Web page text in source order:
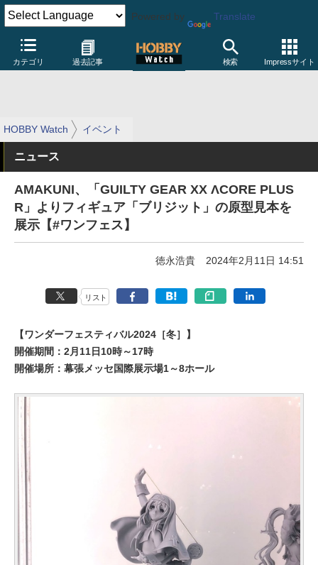
Powered by Translate
カテゴリ 過去記事 検索 Impressサイト
HOBBY Watch イベント
ニュース
AMAKUNI、「GUILTY GEAR XX ΛCORE PLUS
R」よりフィギュア「ブリジット」の原型見本を
展示【#ワンフェス】
徳永浩貴 2024年2月11日 14:51
リスト
【ワンダーフェスティバル2024［冬］】
開催期間：2月11日10時～17時
開催場所：幕張メッセ国際展示場1～8ホール